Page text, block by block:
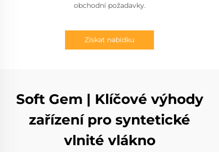
obchodní požadavky.
Získat nabídku
Soft Gem | Klíčové výhody
zařízení pro syntetické
vlnité vlákno